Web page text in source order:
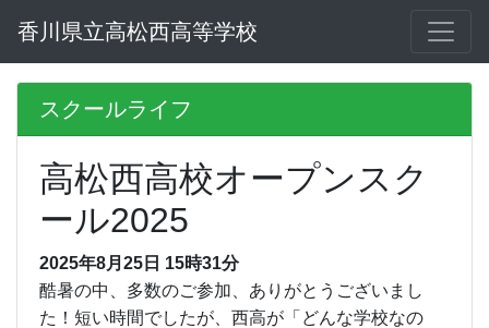
香川県立高松西高等学校
スクールライフ
高松西高校オープンスク
ール2025
2025年8月25日 15時31分
酷暑の中、多数のご参加、ありがとうございまし
た！短い時間でしたが、西高が「どんな学校なの